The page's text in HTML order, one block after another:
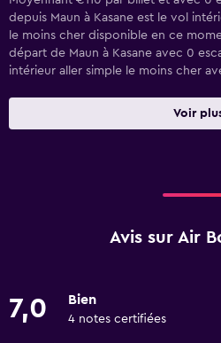
depuis Maun à Kasane est le vol
le moins cher disponible en ce
départ de Maun à Kasane avec 0
intérieur aller simple le moins cher
Voir
Avis sur Air
7,0 Bien
4 notes certifiées